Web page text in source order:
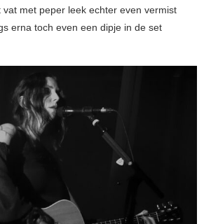
met peper leek echter even vermist
erna toch even een dipje in de set